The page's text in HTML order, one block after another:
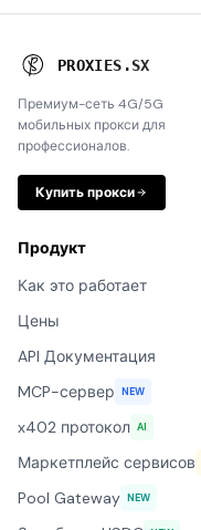
PROXIES .SX
Премиум-сеть 4G/5G
мобильных прокси для
профессионалов.
Купить прокси
Продукт
Как это работает
Цены
API Документация
MCP-сервер NEW
x402 протокол AI
Маркетплейс сервисов
Pool Gateway NEW